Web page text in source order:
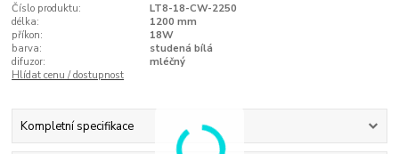
Číslo produktu:
LT8-18-CW-2250
délka:
1200 mm
příkon:
18W
barva:
studená bílá
difuzor:
mléčný
Hlídat cenu / dostupnost
Kompletní specifikace